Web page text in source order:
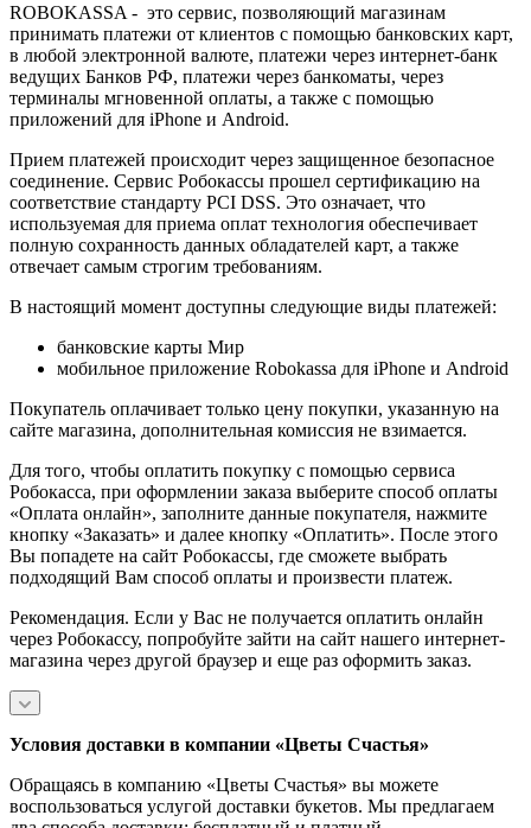
ROBOKASSA - это сервис, позволяющий магазинам
принимать платежи от клиентов с помощью банковских карт,
в любой электронной валюте, платежи через интернет-банк
ведущих Банков РФ, платежи через банкоматы, через
терминалы мгновенной оплаты, а также с помощью
приложений для iPhone и Android.
Прием платежей происходит через защищенное безопасное
соединение. Сервис Робокассы прошел сертификацию на
соответствие стандарту PCI DSS. Это означает, что
используемая для приема оплат технология обеспечивает
полную сохранность данных обладателей карт, а также
отвечает самым строгим требованиям.
В настоящий момент доступны следующие виды платежей:
банковские карты Мир
мобильное приложение Robokassa для iPhone и Android
Покупатель оплачивает только цену покупки, указанную на
сайте магазина, дополнительная комиссия не взимается.
Для того, чтобы оплатить покупку с помощью сервиса
Робокасса, при оформлении заказа выберите способ оплаты
«Оплата онлайн», заполните данные покупателя, нажмите
кнопку «Заказать» и далее кнопку «Оплатить». После этого
Вы попадете на сайт Робокассы, где сможете выбрать
подходящий Вам способ оплаты и произвести платеж.
Рекомендация. Если у Вас не получается оплатить онлайн
через Робокассу, попробуйте зайти на сайт нашего интернет-
магазина через другой браузер и еще раз оформить заказ.
Условия доставки в компании «Цветы Счастья»
Обращаясь в компанию «Цветы Счастья» вы можете
воспользоваться услугой доставки букетов. Мы предлагаем